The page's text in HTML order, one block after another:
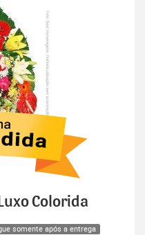
Colorida
somente após a entrega